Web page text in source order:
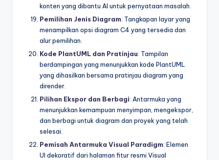
konten yang dibantu AI untuk pernyataan masalah.
Pemilihan Jenis Diagram: Tangkapan layar yang
menampilkan opsi diagram C4 yang tersedia dan
alur pemilihan.
Kode PlantUML dan Pratinjau: Tampilan
berdampingan yang menunjukkan kode PlantUML
yang dihasilkan bersama pratinjau diagram yang
dirender.
Pilihan Ekspor dan Berbagi: Antarmuka yang
menunjukkan kemampuan menyimpan, mengekspor,
dan berbagi untuk diagram dan proyek yang telah
selesai.
Pemisah Antarmuka Visual Paradigm: Elemen
UI dekoratif dari halaman fitur resmi Visual